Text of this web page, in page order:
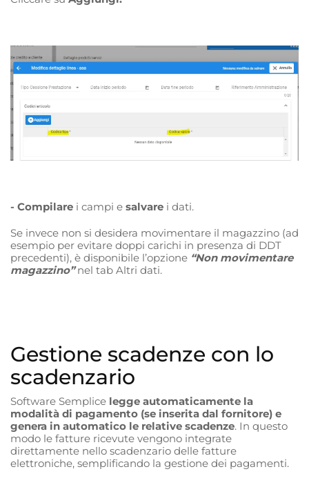
- Compilare i campi e salvare i dati.
Se invece non si desidera movimentare il magazzino (ad
esempio per evitare doppi carichi in presenza di DDT
precedenti), è disponibile l’opzione “Non movimentare
magazzino”nel tab Altri dati.
Gestione scadenze con lo
scadenzario
Software Semplice legge automaticamente la
modalità di pagamento (se inserita dal fornitore) e
genera in automatico le relative scadenze. In questo
modo le fatture ricevute vengono integrate
direttamente nello scadenzario delle fatture
elettroniche, semplificando la gestione dei pagamenti.